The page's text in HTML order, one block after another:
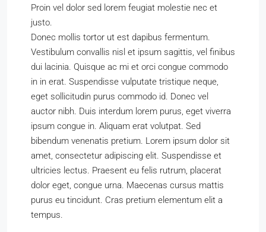
Proin vel dolor sed lorem feugiat molestie nec et
justo.
Donec mollis tortor ut est dapibus fermentum.
Vestibulum convallis nisl et ipsum sagittis, vel finibus
dui lacinia. Quisque ac mi et orci congue commodo
in in erat. Suspendisse vulputate tristique neque,
eget sollicitudin purus commodo id. Donec vel
auctor nibh. Duis interdum lorem purus, eget viverra
ipsum congue in. Aliquam erat volutpat. Sed
bibendum venenatis pretium. Lorem ipsum dolor sit
amet, consectetur adipiscing elit. Suspendisse et
ultricies lectus. Praesent eu felis rutrum, placerat
dolor eget, congue urna. Maecenas cursus mattis
purus eu tincidunt. Cras pretium elementum elit a
tempus.